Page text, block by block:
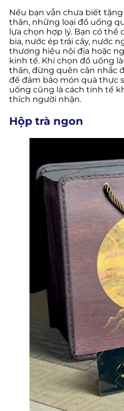
Nếu bạn vẫn chưa biết
thân, những loại đồ uống
lựa chọn hợp lý. Bạn có thể
bia, nước ép trái cây, nước
thương hiệu nội địa hoặc
kinh tế. Khi chọn đồ uống
thân, đừng quên cân nhắc
để đảm bảo món quà thực
uống cũng là cách tinh tế
thích người nhận.
Hộp trà ngon